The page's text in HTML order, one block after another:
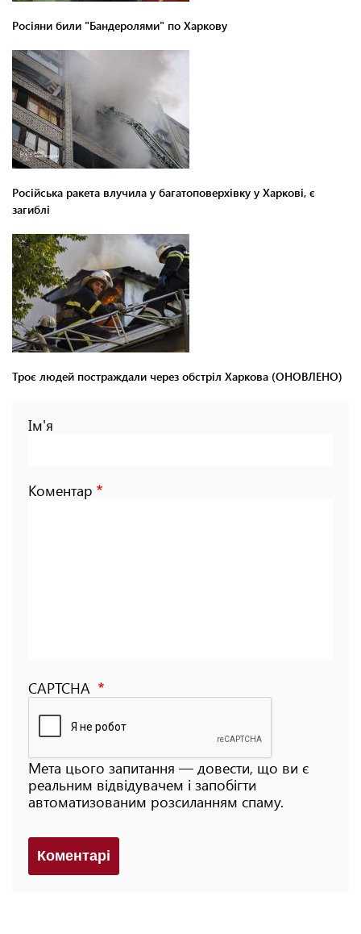
Росіяни били "Бандеролями" по Харкову
Російська ракета влучила у багатоповерхівку у Харкові, є
загиблі
Троє людей постраждали через обстріл Харкова (ОНОВЛЕНО)
Ім'я
Коментар
CAPTCHA
Мета цього запитання — довести, що ви є
реальним відвідувачем і запобігти
автоматизованим розсиланням спаму.
Коментарi